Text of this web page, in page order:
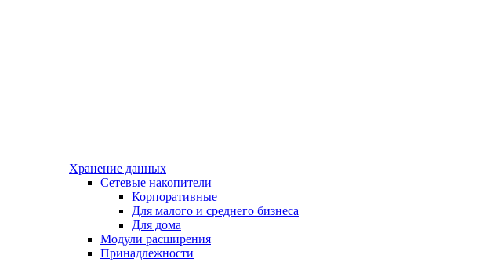
Хранение данных
Сетевые накопители
Корпоративные
Для малого и среднего бизнеса
Для дома
Модули расширения
Принадлежности